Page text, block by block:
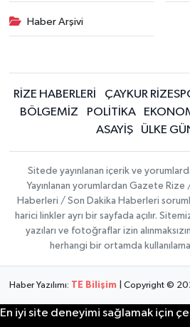
Haber Arşivi
RİZE HABERLERİ ÇAYKUR
BÖLGEMİZ
POLİTİKA
ASAYİŞ
ÜLKE
Sitede yayınlanan içerik ve
Yayınlanan yorumlardan Gazete
Haberleri / Son Dakika Haberleri
harici linkler ayrı bir sayfada açılır.
yazıları ve fotoğraflar izin
herhangi bir ortamda
Haber Yazılımı: TE Bilişim | Copyright ©
En iyi site deneyimi sağlamak için